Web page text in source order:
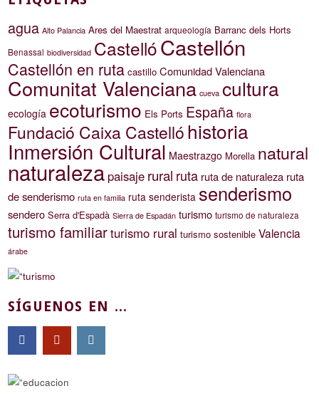
agua Alto Palancia Ares del Maestrat arqueología Barranc dels Horts
Benassal biodiversidad CastellóCastellón
Castellón en ruta castillo Comunidad Valenciana
Comunitat Valenciana cueva cultura
ecología ecoturismo Els Ports España flora
Fundació Caixa Castellóhistoria
Inmersión Cultural Maestrazgo Morella natural
naturaleza paisaje rural ruta ruta de naturaleza ruta
de senderismo ruta en familia ruta senderista senderismo
sendero Serra d'Espadà Sierra de Espadán turismo turismo de naturaleza
turismo familiarturismo rural turismo sostenible Valencia
árabe
SÍGUENOS EN ...